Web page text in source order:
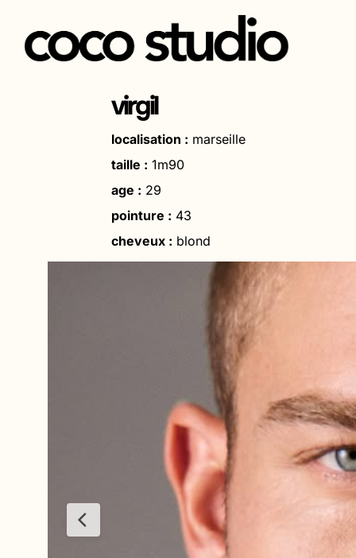
Aller
virgil
localisation : marseille
taille : 1m90
age : 29
pointure : 43
cheveux : blond